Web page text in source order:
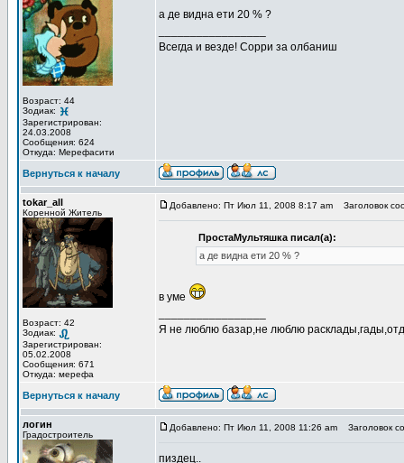
Возраст: 44
Зодиак:
Зарегистрирован:
24.03.2008
Сообщения: 624
Откуда: Мерефасити
а де видна ети 20 % ?
Всегда и везде! Сорри за олбаниш
Вернуться к началу
tokar_all
Коренной Житель
Возраст: 42
Зодиак:
Зарегистрирован:
05.02.2008
Сообщения: 671
Откуда: мерефа
Добавлено: Пт Июл 11, 2008 8:17 am Заголовок
ПростаМультяшка писал(а):
а де видна ети 20 % ?
в уме
Я не люблю базар,не люблю
Вернуться к началу
логин
Градостроитель
Добавлено: Пт Июл 11, 2008 11:26 am Заголовок
пиздец..